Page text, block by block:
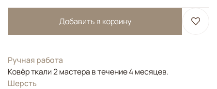
Добавить в корзину
Ручная работа
Ковёр ткали 2 мастера в течение 4 месяцев.
Шерсть